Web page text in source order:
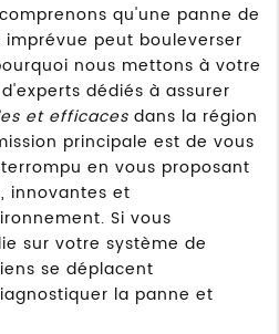
comprenons qu'une panne de
peut bouleverser
nous mettons à votre
dédiés à assurer
et efficaces dans la région
principale est de vous
en vous proposant
innovantes et
Si vous
sur votre système de
se déplacent
la panne et